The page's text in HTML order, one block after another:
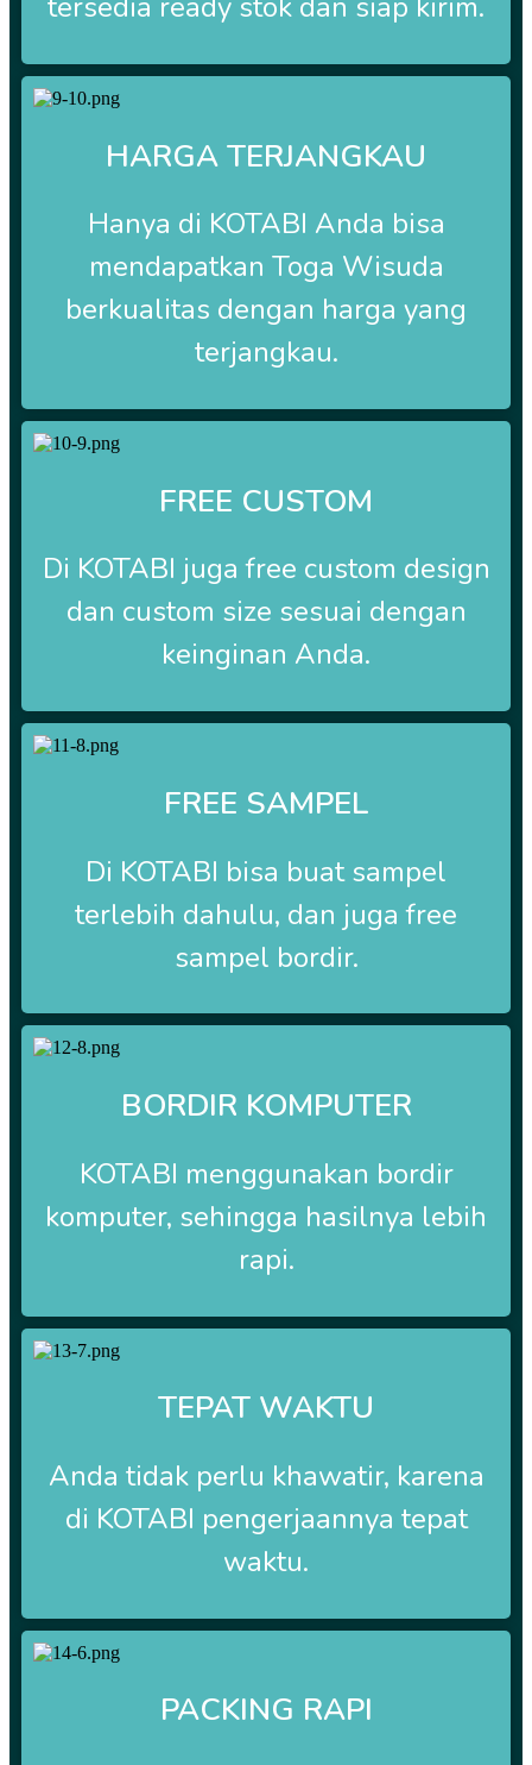
HARGA TERJANGKAU
Hanya di KOTABI Anda bisa
mendapatkan Toga Wisuda
berkualitas dengan harga yang
terjangkau.
FREE CUSTOM
Di KOTABI juga free custom design
dan custom size sesuai dengan
keinginan Anda.
FREE SAMPEL
Di KOTABI bisa buat sampel
terlebih dahulu, dan juga free
sampel bordir.
BORDIR KOMPUTER
KOTABI menggunakan bordir
komputer, sehingga hasilnya lebih
rapi.
TEPAT WAKTU
Anda tidak perlu khawatir, karena
di KOTABI pengerjaannya tepat
waktu.
PACKING RAPI